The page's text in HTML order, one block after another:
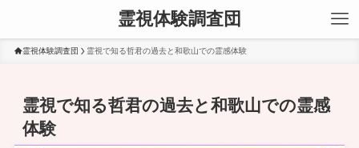
霊視体験調査団
霊視体験調査団 霊視で知る哲君の過去と和歌山での霊感体験
霊視で知る哲君の過去と和歌山での霊感
体験